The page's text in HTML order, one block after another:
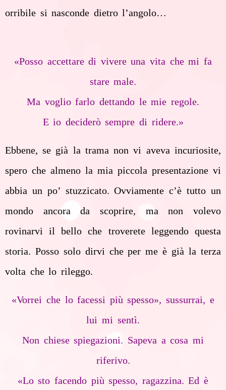
orribile si nasconde dietro l’angolo…
«Posso accettare di vivere una vita che mi fa
stare male.
Ma voglio farlo dettando le mie regole.
E io deciderò sempre di ridere.»
Ebbene, se già la trama non vi aveva incuriosite,
spero che almeno la mia piccola presentazione vi
abbia un po’ stuzzicato. Ovviamente c’è tutto un
mondo ancora da scoprire, ma non volevo
rovinarvi il bello che troverete leggendo questa
storia. Posso solo dirvi che per me è già la terza
volta che lo rileggo.
«Vorrei che lo facessi più spesso», sussurrai, e
lui mi sentì.
Non chiese spiegazioni. Sapeva a cosa mi
riferivo.
«Lo sto facendo più spesso, ragazzina. Ed è